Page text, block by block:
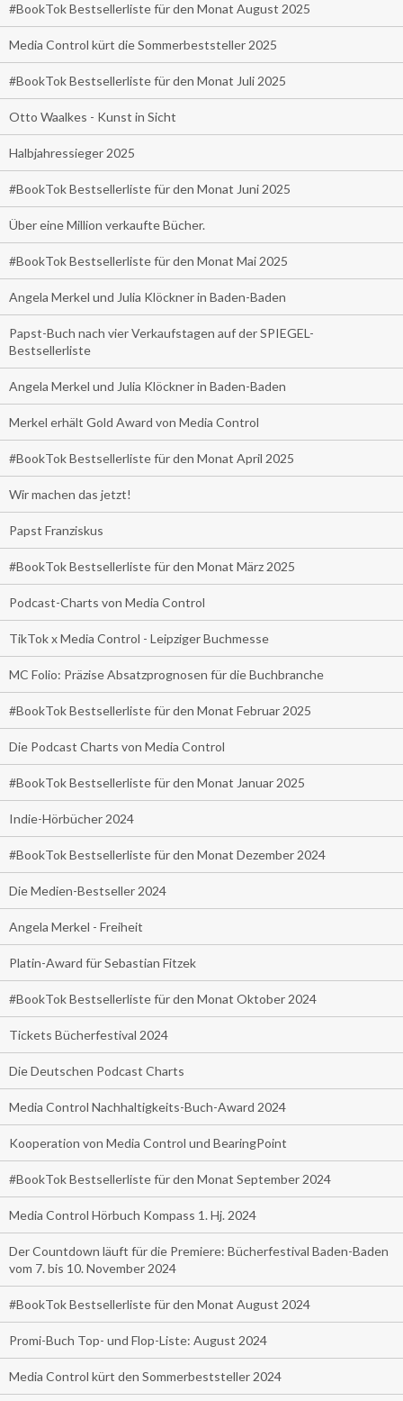
#BookTok Bestsellerliste für den Monat August 2025
Media Control kürt die Sommerbeststeller 2025
#BookTok Bestsellerliste für den Monat Juli 2025
Otto Waalkes - Kunst in Sicht
Halbjahressieger 2025
#BookTok Bestsellerliste für den Monat Juni 2025
Über eine Million verkaufte Bücher.
#BookTok Bestsellerliste für den Monat Mai 2025
Angela Merkel und Julia Klöckner in Baden-Baden
Papst-Buch nach vier Verkaufstagen auf der SPIEGEL-
Bestsellerliste
Angela Merkel und Julia Klöckner in Baden-Baden
Merkel erhält Gold Award von Media Control
#BookTok Bestsellerliste für den Monat April 2025
Wir machen das jetzt!
Papst Franziskus
#BookTok Bestsellerliste für den Monat März 2025
Podcast-Charts von Media Control
TikTok x Media Control - Leipziger Buchmesse
MC Folio: Präzise Absatzprognosen für die Buchbranche
#BookTok Bestsellerliste für den Monat Februar 2025
Die Podcast Charts von Media Control
#BookTok Bestsellerliste für den Monat Januar 2025
Indie-Hörbücher 2024
#BookTok Bestsellerliste für den Monat Dezember 2024
Die Medien-Bestseller 2024
Angela Merkel - Freiheit
Platin-Award für Sebastian Fitzek
#BookTok Bestsellerliste für den Monat Oktober 2024
Tickets Bücherfestival 2024
Die Deutschen Podcast Charts
Media Control Nachhaltigkeits-Buch-Award 2024
Kooperation von Media Control und BearingPoint
#BookTok Bestsellerliste für den Monat September 2024
Media Control Hörbuch Kompass 1. Hj. 2024
Der Countdown läuft für die Premiere: Bücherfestival Baden-Baden
vom 7. bis 10. November 2024
#BookTok Bestsellerliste für den Monat August 2024
Promi-Buch Top- und Flop-Liste: August 2024
Media Control kürt den Sommerbeststeller 2024